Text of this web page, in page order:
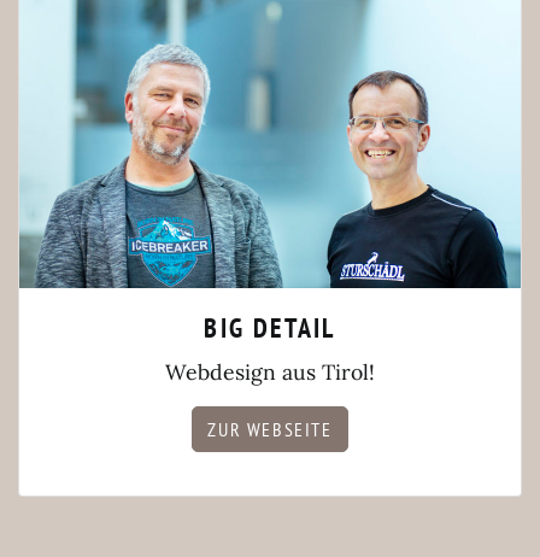
BIG DETAIL
Webdesign aus Tirol!
ZUR WEBSEITE